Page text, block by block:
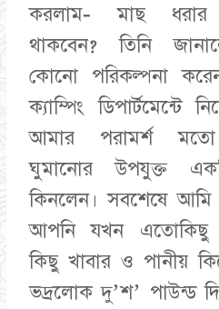
করলাম- মাছ
থাকবেন? তিনি
কোনো পরিকল্পনা
ক্যাম্পিং ডিপার্টমেন্টে
আমার পরামর্শ
ঘুমানোর উপযুক্ত
কিনলেন। সবশেষে
আপনি যখন এতোকিছু
কিছু খাবার ও পানীয়
ভদ্রলোক দু’শ’ পাউন্ড